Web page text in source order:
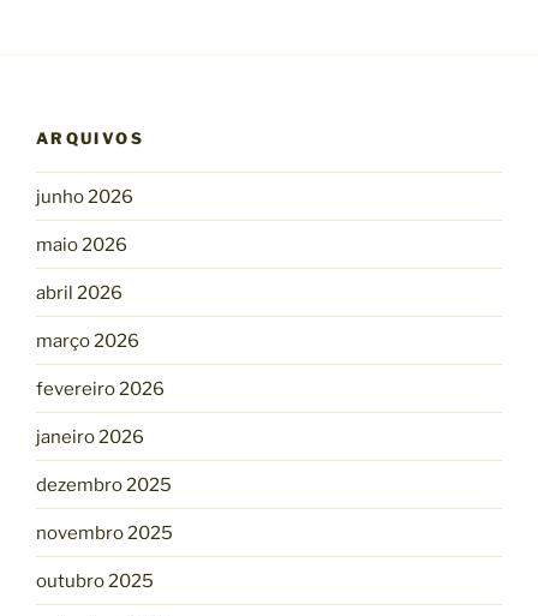
ARQUIVOS
junho 2026
maio 2026
abril 2026
março 2026
fevereiro 2026
janeiro 2026
dezembro 2025
novembro 2025
outubro 2025